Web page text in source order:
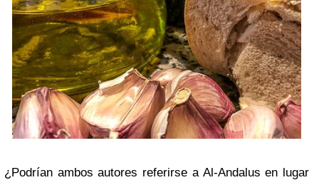
¿Podrían ambos autores referirse a Al-Andalus en lugar